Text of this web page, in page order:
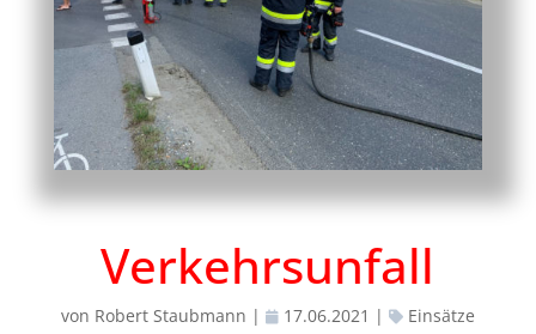
Verkehrsunfall
von Robert Staubmann | 17.06.2021 | Einsätze